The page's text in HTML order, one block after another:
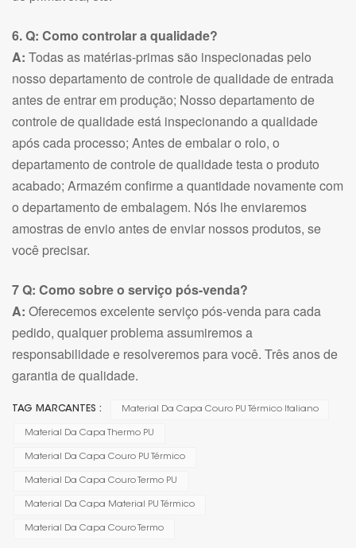
6. Q: Como controlar a qualidade?
A: Todas as matérias-primas são inspecionadas pelo
nosso departamento de controle de qualidade de entrada
antes de entrar em produção; Nosso departamento de
controle de qualidade está inspecionando a qualidade
após cada processo; Antes de embalar o rolo, o
departamento de controle de qualidade testa o produto
acabado; Armazém confirme a quantidade novamente com
o departamento de embalagem. Nós lhe enviaremos
amostras de envio antes de enviar nossos produtos, se
você precisar.
7 Q: Como sobre o serviço pós-venda?
A: Oferecemos excelente serviço pós-venda para cada
pedido, qualquer problema assumiremos a
responsabilidade e resolveremos para você. Três anos de
garantia de qualidade.
TAG MARCANTES : Material Da Capa Couro PU Térmico Italiano
Material Da Capa Thermo PU
Material Da Capa Couro PU Térmico
Material Da Capa Couro Termo PU
Material Da Capa Material PU Térmico
Material Da Capa Couro Termo